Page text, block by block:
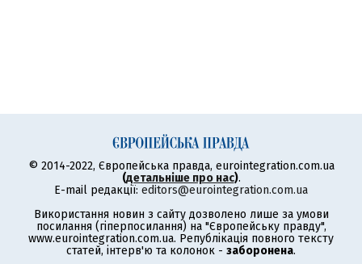
© 2014-2022, Європейська правда, eurointegration.com.ua
(детальніше про нас).
E-mail редакції: editors@eurointegration.com.ua
Використання новин з сайту дозволено лише за умови
посилання (гіперпосилання) на "Європейську правду",
www.eurointegration.com.ua. Републікація повного тексту
статей, інтерв'ю та колонок - заборонена.